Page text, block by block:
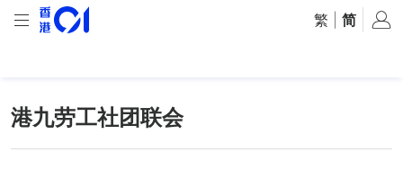
繁 简
港九劳工社团联会